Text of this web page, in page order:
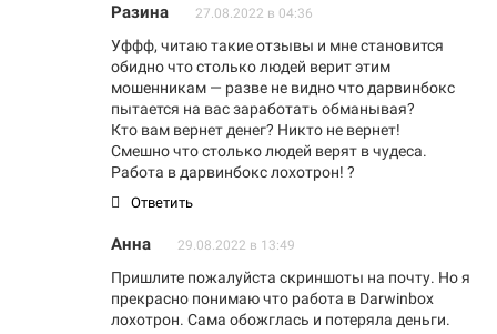
Разина 27.08.2022 в 04:36
Уффф, читаю такие отзывы и мне становится
обидно что столько людей верит этим
мошенникам — разве не видно что дарвинбокс
пытается на вас заработать обманывая?
Кто вам вернет денег? Никто не вернет!
Смешно что столько людей верят в чудеса.
Работа в дарвинбокс лохотрон! ?
Ответить
Анна 29.08.2022 в 13:49
Пришлите пожалуйста скриншоты на почту. Но я
прекрасно понимаю что работа в Darwinbox
лохотрон. Сама обожглась и потеряла деньги.